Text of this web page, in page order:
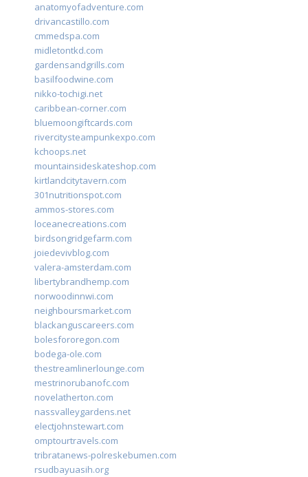
anatomyofadventure.com
drivancastillo.com
cmmedspa.com
midletontkd.com
gardensandgrills.com
basilfoodwine.com
nikko-tochigi.net
caribbean-corner.com
bluemoongiftcards.com
rivercitysteampunkexpo.com
kchoops.net
mountainsideskateshop.com
kirtlandcitytavern.com
301nutritionspot.com
ammos-stores.com
loceanecreations.com
birdsongridgefarm.com
joiedevivblog.com
valera-amsterdam.com
libertybrandhemp.com
norwoodinnwi.com
neighboursmarket.com
blackanguscareers.com
bolesfororegon.com
bodega-ole.com
thestreamlinerlounge.com
mestrinorubanofc.com
novelatherton.com
nassvalleygardens.net
electjohnstewart.com
omptourtravels.com
tribratanews-polreskebumen.com
rsudbayuasih.org